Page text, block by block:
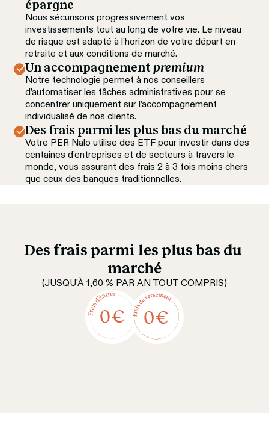
épargne
Nous sécurisons progressivement vos
investissements tout au long de votre vie. Le niveau
de risque est adapté à l’horizon de votre départ en
retraite et aux conditions de marché.
Un accompagnement premium
Notre technologie permet à nos conseillers
d’automatiser les tâches administratives pour se
concentrer uniquement sur l’accompagnement
individualisé de nos clients.
Des frais parmi les plus bas du marché
Votre PER Nalo utilise des ETF pour investir dans des
centaines d’entreprises et de secteurs à travers le
monde, vous assurant des frais 2 à 3 fois moins chers
que ceux des banques traditionnelles.
Des frais parmi les plus bas du
marché
(JUSQU'À 1,60 % PAR AN TOUT COMPRIS)